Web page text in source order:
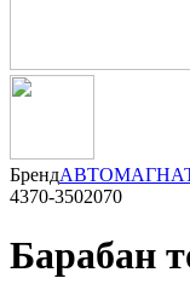
Бренд
4370-3502070
Барабан